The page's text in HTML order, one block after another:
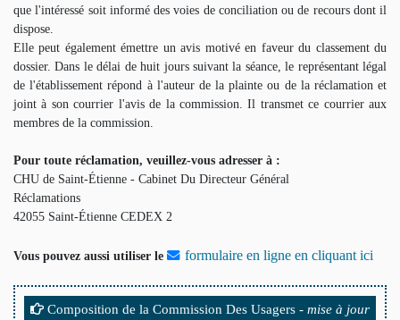
que l'intéressé soit informé des voies de conciliation ou de recours dont il
dispose.
Elle peut également émettre un avis motivé en faveur du classement du
dossier. Dans le délai de huit jours suivant la séance, le représentant légal
de l'établissement répond à l'auteur de la plainte ou de la réclamation et
joint à son courrier l'avis de la commission. Il transmet ce courrier aux
membres de la commission.
Pour toute réclamation, veuillez-vous adresser à :
CHU de Saint-Étienne - Cabinet Du Directeur Général
Réclamations
42055 Saint-Étienne CEDEX 2
Vous pouvez aussi utiliser le formulaire en ligne en cliquant ici
Composition de la Commission Des Usagers - mise à jour